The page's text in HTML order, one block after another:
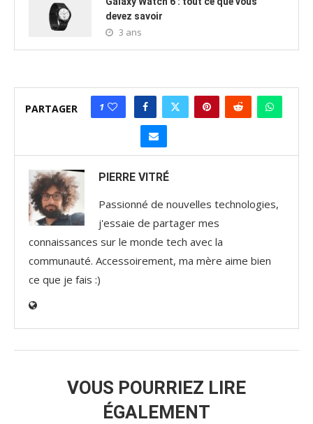
devez savoir
3 ans
PARTAGER 1
PIERRE VITRÉ
Passionné de nouvelles technologies,
j'essaie de partager mes
connaissances sur le monde tech avec la
communauté. Accessoirement, ma mère aime bien
ce que je fais :)
VOUS POURRIEZ LIRE
ÉGALEMENT